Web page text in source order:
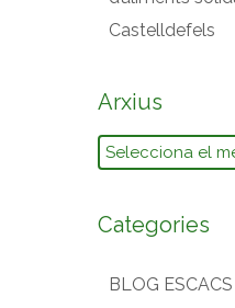
Castelldefels
Arxius
Arxius
Categories
BLOG ESCACS